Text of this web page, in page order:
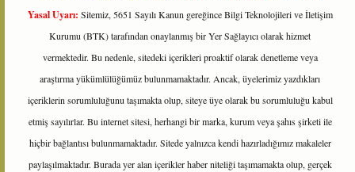
Yasal Uyarı: Sitemiz, 5651 Sayılı Kanun gereğince Bilgi Teknolojileri ve İletişim
Kurumu (BTK) tarafından onaylanmış bir Yer Sağlayıcı olarak hizmet
vermektedir. Bu nedenle, sitedeki içerikleri proaktif olarak denetleme veya
araştırma yükümlülüğümüz bulunmamaktadır. Ancak, üyelerimiz yazdıkları
içeriklerin sorumluluğunu taşımakta olup, siteye üye olarak bu sorumluluğu kabul
etmiş sayılırlar. Bu internet sitesi, herhangi bir marka, kurum veya şahıs şirketi ile
hiçbir bağlantısı bulunmamaktadır. Sitede yalnızca kendi hazırladığımız makaleler
paylaşılmaktadır. Burada yer alan içerikler haber niteliği taşımamakta olup, gerçek